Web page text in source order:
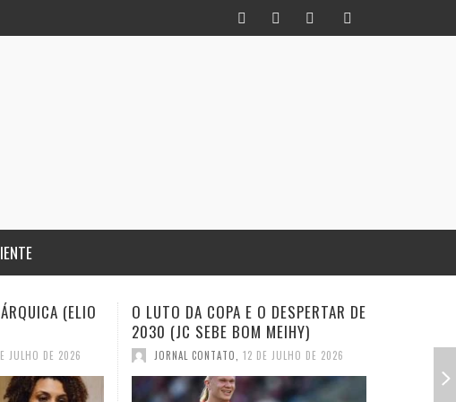
DE
JULHO DE 2026
INFIDELIDADE COMO MÉTODO: UM
HISTORIADOR NA TORCIDA (JC
SEBE BOM MEIHY
JORNAL CONTATO, 28 DE JUNHO DE 2026